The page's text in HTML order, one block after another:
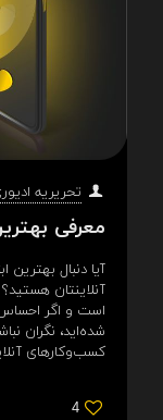
تحریریه
معرفی
آیا دنبال بهترین
آنلاینتان
است و اگر
شده‌اید، نگران
کسب‌وکارهای
4